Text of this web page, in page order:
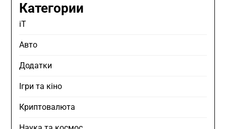
Категории
iT
Авто
Додатки
Ігри та кіно
Криптовалюта